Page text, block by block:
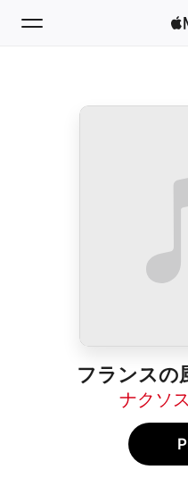
Install
フランスの
ナクソ